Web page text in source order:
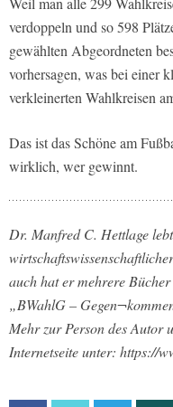
verdoppeln und so 598
gewählten Abgeordneten
vorhersagen, was bei einer
verkleinerten Wahlkreisen
Das ist das Schöne am
wirklich, wer gewinnt.
Dr. Manfred C. Hettlage
auch hat er mehrere
„BWahlG –
Mehr zur Person des Autor
Internetseite unter: https://